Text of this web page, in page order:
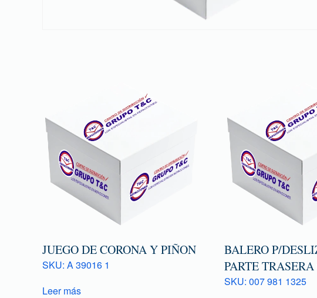
JUEGO DE CORONA Y PIÑON
SKU: A 39016 1
Leer más
BALERO P/
PARTE TRASERA
SKU: 007 981 1325